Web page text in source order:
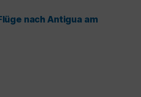
nach Antigua am